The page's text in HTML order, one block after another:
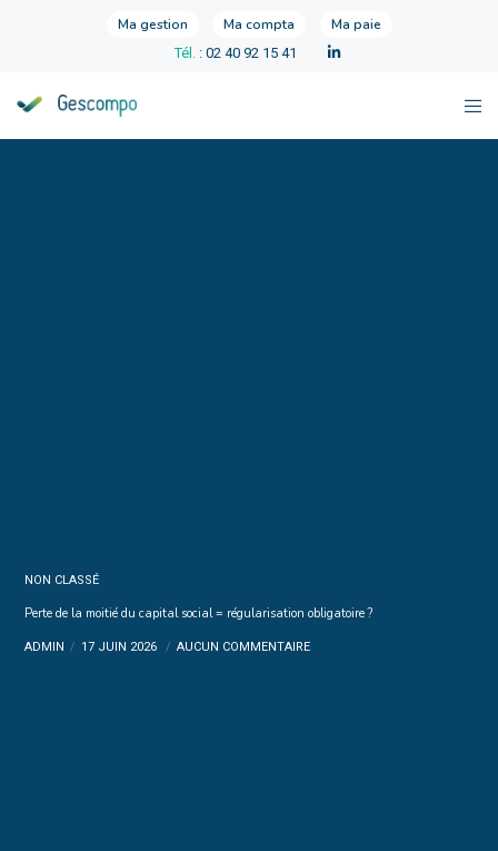
Ma gestion Ma compta Ma paie
Tél. : 02 40 92 15 41
NON CLASSÉ
Perte de la moitié du capital social = régularisation obligatoire ?
ADMIN 17 JUIN 2026 AUCUN COMMENTAIRE